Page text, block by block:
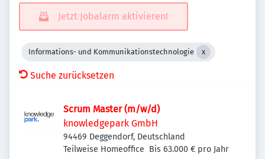
Jetzt Jobalarm aktivieren!
Informations- und Kommunikationstechnologie
Suche zurücksetzen
Scrum Master (m/w/d)
knowledgepark GmbH
94469 Deggendorf, Deutschland
Teilweise Homeoffice Bis 63.000 € pro Jahr